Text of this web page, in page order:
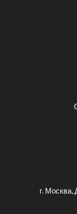
г. Москва,